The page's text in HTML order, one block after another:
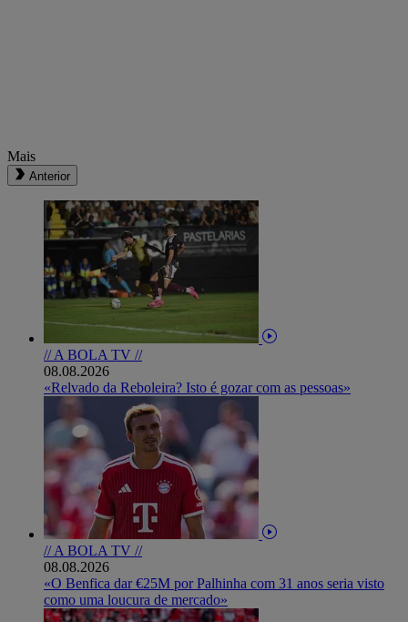
Mais
Anterior
// A BOLA TV //
08.08.2026
«Relvado da Reboleira? Isto é gozar com as pessoas»
// A BOLA TV //
08.08.2026
«O Benfica dar €25M por Palhinha com 31 anos seria visto
como uma loucura de mercado»